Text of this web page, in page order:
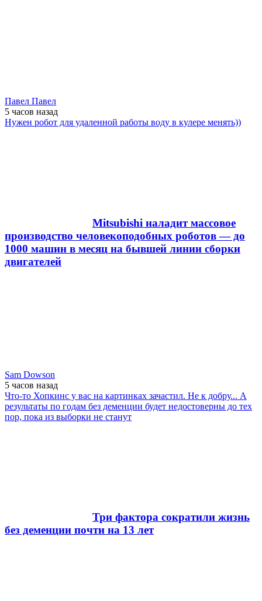
Павел Павел
5 часов назад
Нужен робот для удаленной работы воду в кулере менять))
Mitsubishi наладит массовое
производство человекоподобных роботов — до
1000 машин в месяц на бывшей линии сборки
двигателей
Sam Dowson
5 часов назад
Что-то Хопкинс у вас на картинках зачастил. Не к добру... А
результаты по годам без деменции будет недостоверны до тех
пор, пока из выборки не станут
Три фактора сократили жизнь
без деменции почти на 13 лет